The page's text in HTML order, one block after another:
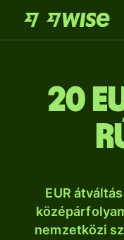
20
EUR
nemzetközi